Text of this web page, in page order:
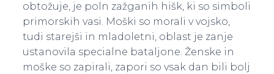
obtožuje, je poln zažganih hišk, ki so simboli
primorskih vasi. Moški so morali v vojsko,
tudi starejši in mladoletni, oblast je zanje
ustanovila specialne bataljone. Ženske in
moške so zapirali, zapori so vsak dan bili bolj